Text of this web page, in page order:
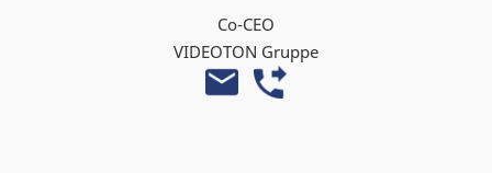
Co-CEO
VIDEOTON Gruppe